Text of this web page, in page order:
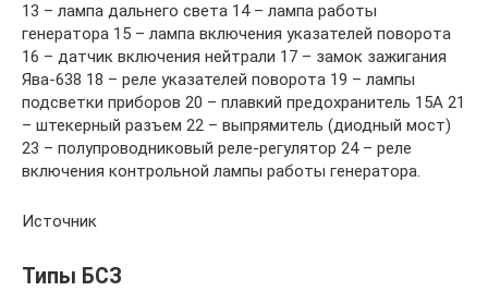
13 – лампа дальнего света 14 – лампа работы
генератора 15 – лампа включения указателей поворота
16 – датчик включения нейтрали 17 – замок зажигания
Ява-638 18 – реле указателей поворота 19 – лампы
подсветки приборов 20 – плавкий предохранитель 15А 21
– штекерный разъем 22 – выпрямитель (диодный мост)
23 – полупроводниковый реле-регулятор 24 – реле
включения контрольной лампы работы генератора.
Источник
Типы БСЗ